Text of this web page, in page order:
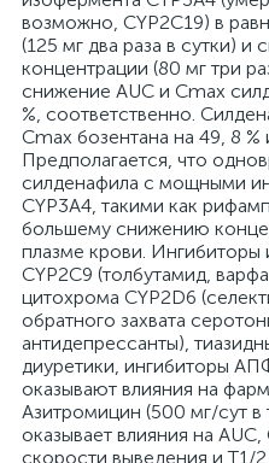
возможно, CYP2C19) в
(125 мг два раза в сутки) и
концентрации (80 мг три
снижение AUC и Сmaх
%, соответственно.
Сmaх бозентана на 49, 8 %
Предполагается, что
силденафила с мощными
CYP3A4, такими как
большему снижению
плазме крови.
CYP2C9 (толбутамид,
цитохрома CYP2D6
обратного захвата
антидепрессанты),
диуретики, ингибиторы
оказывают влияния на
Азитромицин (500 мг/сут в
оказывает влияния на
скорости выведения и Т1/